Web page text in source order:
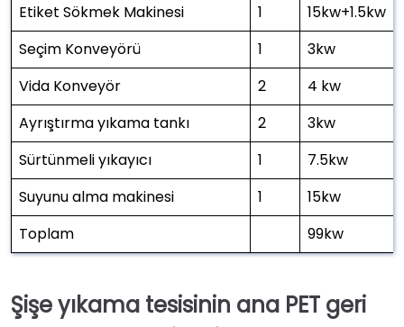
Etiket Sökmek Makinesi
1
15kw+1.5kw
Seçim Konveyörü
1
3kw
Vida Konveyör
2
4 kw
Ayrıştırma yıkama tankı
2
3kw
Sürtünmeli yıkayıcı
1
7.5kw
Suyunu alma makinesi
1
15kw
Toplam
99kw
Şişe yıkama tesisinin ana PET geri